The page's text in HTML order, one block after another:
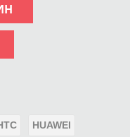
HUAWEI